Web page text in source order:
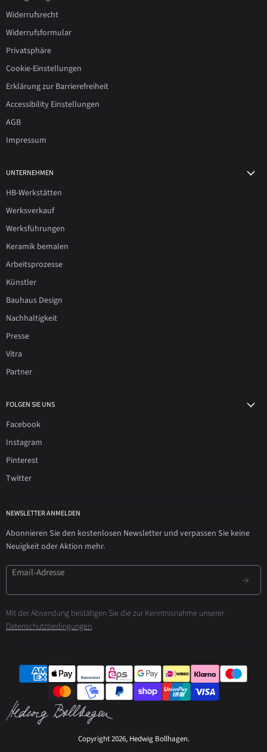
Widerrufsrecht
Widerrufsformular
Privatsphäre
Cookie-Einstellungen
Erklärung zur Barrierefreiheit
Accessibility Einstellungen
AGB
Impressum
UNTERNEHMEN
HB-Werkstätten
Werksverkauf
Werksführungen
Keramik bemalen
Arbeitsprozesse
Künstler
Bauhaus Design
Nachhaltigkeit
Presse
Vitra
Partner
FOLGEN SIE UNS
Facebook
Instagram
Pinterest
Twitter
NEWSLETTER ANMELDEN
Abonnieren Sie den kostenlosen Newsletter und verpassen Sie keine
Neuigkeit oder Aktion mehr.
Email-Adresse
Mit der Absendung bestätigen Sie die zur Kenntnisnahme unserer
Datenschutzbedingungen.
Copyright 2026, Hedwig Bollhagen.